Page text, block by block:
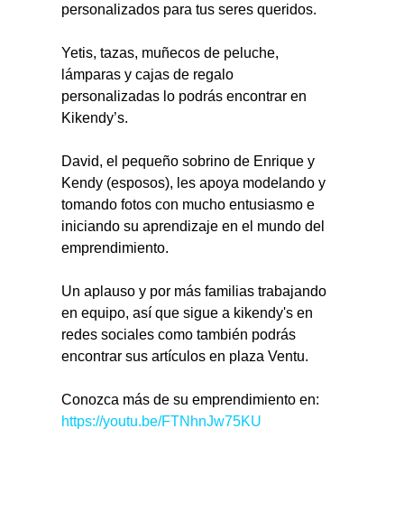
personalizados para tus seres queridos.
Yetis, tazas, muñecos de peluche,
lámparas y cajas de regalo
personalizadas lo podrás encontrar en
Kikendy’s.
David, el pequeño sobrino de Enrique y
Kendy (esposos), les apoya modelando y
tomando fotos con mucho entusiasmo e
iniciando su aprendizaje en el mundo del
emprendimiento.
Un aplauso y por más familias trabajando
en equipo, así que sigue a kikendy's en
redes sociales como también podrás
encontrar sus artículos en plaza Ventu.
Conozca más de su emprendimiento en:
https://youtu.be/FTNhnJw75KU